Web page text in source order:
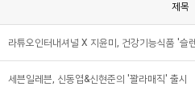
제목
라튜오인터내셔널 X 지윤미, 건강기능식품 '슬
세븐일레븐, 신동엽&신현준의 '꽐라매직' 출시